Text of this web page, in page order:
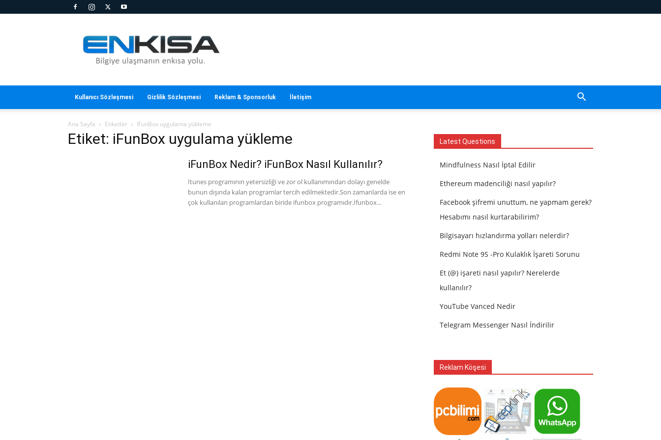
Kısa
Kullanıcı Sözleşmesi Gizlilik Sözleşmesi Reklam & Sponsorluk İletişim
Ana Sayfa Etiketler IFunBox uygulama yükleme
Etiket: iFunBox uygulama yükleme
iFunBox Nedir? iFunBox Nasıl Kullanılır?
İtunes programının yetersizliği ve zor ol kullanımından dolayı genelde
bunun dışında kalan programlar tercih edilmektedir.Son zamanlarda ise en
çok kullanılan programlardan biride ifunbox programıdır.İfunbox...
Latest Questions
Mindfulness Nasıl İptal Edilir
Ethereum madenciliği nasıl yapılır?
Facebook şifremi unuttum, ne yapmam gerek?
Hesabımı nasıl kurtarabilirim?
Bilgisayarı hızlandırma yolları nelerdir?
Redmi Note 9S -Pro Kulaklık İşareti Sorunu
Et (@) işareti nasıl yapılır? Nerelerde
kullanılır?
YouTube Vanced Nedir
Telegram Messenger Nasıl İndirilir
Reklam Köşesi